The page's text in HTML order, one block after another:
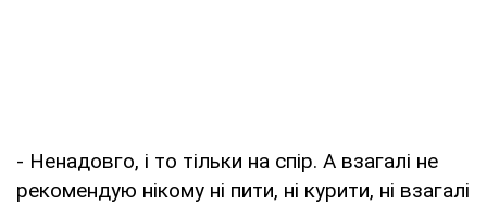
- Ненадовго, і то тільки на спір. А взагалі не
рекомендую нікому ні пити, ні курити, ні взагалі